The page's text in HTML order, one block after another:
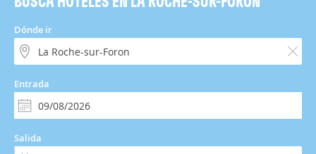
Dónde ir
Entrada
Salida